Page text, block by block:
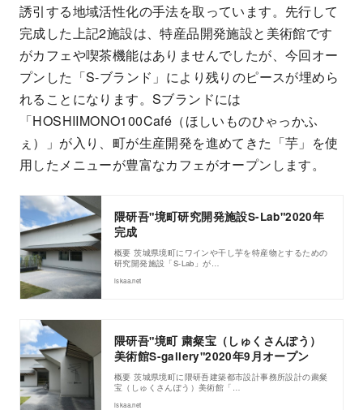
誘引する地域活性化の手法を取っています。先行して
完成した上記2施設は、特産品開発施設と美術館です
がカフェや喫茶機能はありませんでしたが、今回オー
プンした「S-ブランド」により残りのピースが埋めら
れることになります。Sブランドには
「HOSHIIMONO100Café（ほしいものひゃっかふ
ぇ）」が入り、町が生産開発を進めてきた「芋」を使
用したメニューが豊富なカフェがオープンします。
隈研吾"境町研究開発施設S-Lab"2020年
完成
概要 茨城県境町にワインや干し芋を特産物とするための
研究開発施設「S-Lab」が…
iskaa.net
隈研吾"境町 粛粲宝（しゅくさんぽう）
美術館S-gallery"2020年9月オープン
概要 茨城県境町に隈研吾建築都市設計事務所設計の粛粲
宝（しゅくさんぽう）美術館「…
iskaa.net